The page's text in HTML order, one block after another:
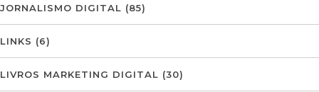
JORNALISMO DIGITAL (85)
LINKS (6)
LIVROS MARKETING DIGITAL (30)